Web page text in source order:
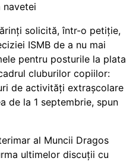
navetei
solicită, într-o petiție,
ISMB de a nu mai
pentru posturile la plata
cluburilor copiilor:
de activități extrașcolare
de la 1 septembrie, spun
al Muncii Dragos
ultimelor discuții cu